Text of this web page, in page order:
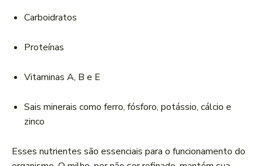
Carboidratos
Proteínas
Vitaminas A, B e E
Sais minerais como ferro, fósforo, potássio, cálcio e
zinco
Esses nutrientes são essenciais para o funcionamento do